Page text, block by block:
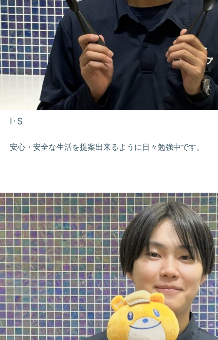
I･S
安心・安全な生活を提案出来るように日々勉強中です。